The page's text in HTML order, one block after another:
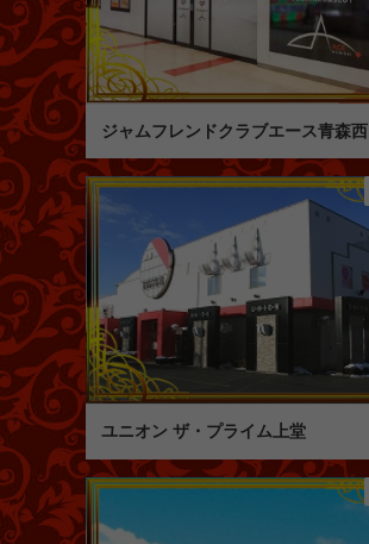
ジャムフレンドクラブエース青森西
ユニオン ザ・プライム上堂